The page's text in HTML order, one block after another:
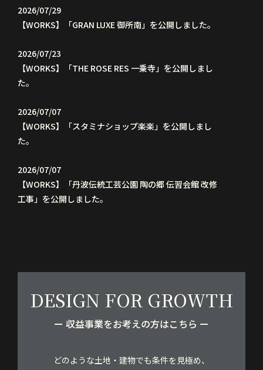
2026/07/29
【WORKS】「GRAN LUXE 御所南」を公開しました。
2026/07/23
【WORKS】「THE ROSE RES 一乗寺」を公開しまし
た。
2026/07/07
【WORKS】「スタミナショップ楽楽」を公開しまし
た。
2026/07/07
【WORKS】「丹波伝統工芸公園 陶の郷 伝習会館 改修
工事」を公開しました。
DESIGN FOR GROWTH
ー 収益事業をお考えの方はこちら ー
どのような土地・建物でも条件を見極め、